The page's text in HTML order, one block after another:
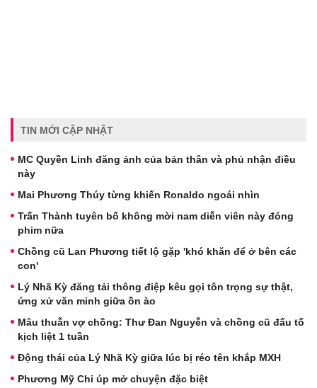
TIN MỚI CẬP NHẬT
MC Quyền Linh đăng ảnh của bản thân và phủ nhận điều
này
Mai Phương Thúy từng khiến Ronaldo ngoái nhìn
Trấn Thành tuyên bố không mời nam diễn viên này đóng
phim nữa
Chồng cũ Lan Phương tiết lộ gặp 'khó khăn để ở bên các
con'
Lý Nhã Kỳ đăng tải thông điệp kêu gọi tôn trọng sự thật,
ứng xử văn minh giữa ồn ào
Mâu thuẫn vợ chồng: Thư Đan Nguyễn và chồng cũ đấu tố
kịch liệt 1 tuần
Động thái của Lý Nhã Kỳ giữa lúc bị réo tên khắp MXH
Phương Mỹ Chi úp mở chuyện đặc biệt